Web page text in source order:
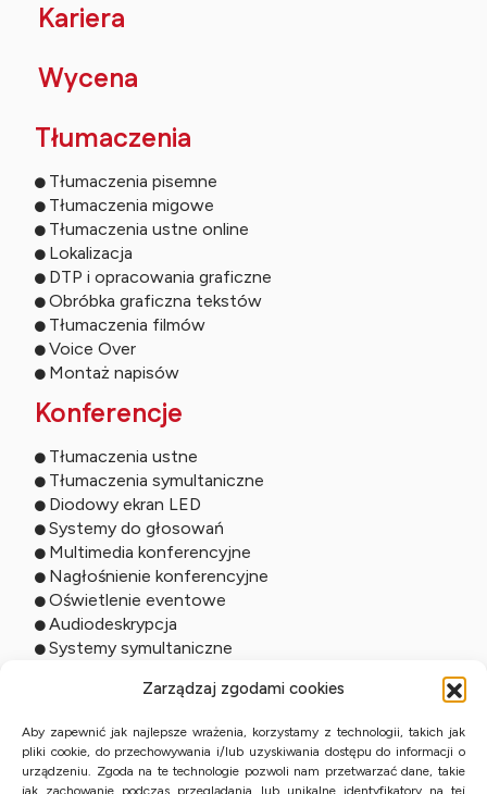
Zarządzaj zgodami cookies
Aby zapewnić jak najlepsze wrażenia, korzystamy z technologii, takich jak
pliki cookie, do przechowywania i/lub uzyskiwania dostępu do informacji o
urządzeniu. Zgoda na te technologie pozwoli nam przetwarzać dane, takie
jak zachowanie podczas przeglądania lub unikalne identyfikatory na tej
Kariera
Wycena
Tłumaczenia
Tłumaczenia pisemne
Tłumaczenia migowe
Tłumaczenia ustne online
Lokalizacja
DTP i opracowania graficzne
Obróbka graficzna tekstów
Tłumaczenia filmów
Voice Over
Montaż napisów
Konferencje
Tłumaczenia ustne
Tłumaczenia symultaniczne
Diodowy ekran LED
Systemy do głosowań
Multimedia konferencyjne
Nagłośnienie konferencyjne
Oświetlenie eventowe
Audiodeskrypcja
Systemy symultaniczne
Usługi online
Tłumaczenia zdalne
Tłumaczenia ustne online
Studio online